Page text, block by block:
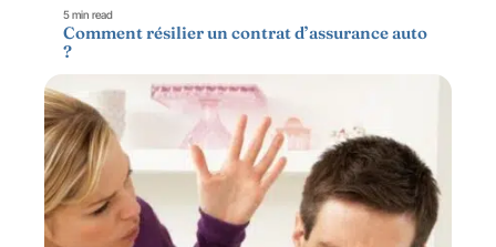
5 min read
Comment résilier un contrat d’assurance auto
?